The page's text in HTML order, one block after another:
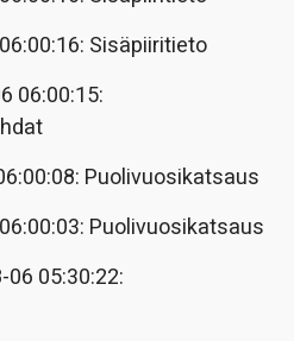
Sisäpiiritieto
06:00:15:
Puolivuosikatsaus
Puolivuosikatsaus
06 05:30:22: